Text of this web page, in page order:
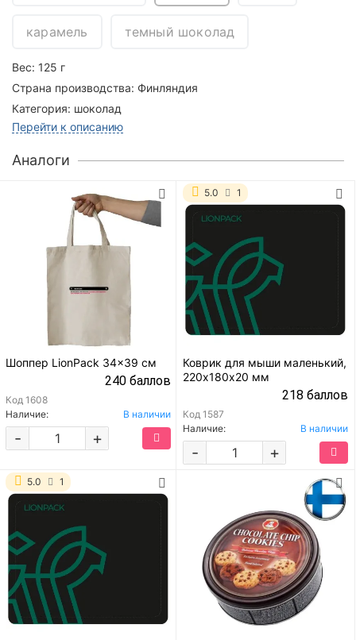
карамель темный шоколад
Вес: 125 г
Страна производства: Финляндия
Категория: шоколад
Перейти к описанию
Аналоги
Шоппер LionPack 34x39 см
240 баллов
Код 1608
Наличие:
В наличии
+
-
5.0 1
Коврик для мыши маленький,
220х180х20 мм
218 баллов
Код 1587
Наличие:
В наличии
+
-
5.0 1